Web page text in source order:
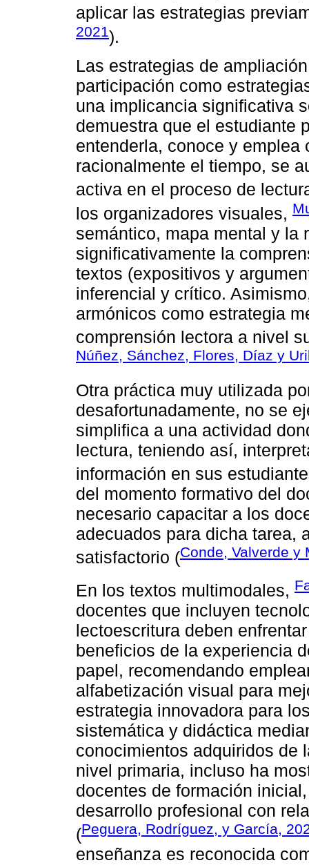
aplicar las estrategias
2021).
Las estrategias de
participación como
una implicancia significativa
demuestra que el estudiante
entenderla, conoce y
racionalmente el tiempo, se
activa en el proceso de
los organizadores visuales,
semántico, mapa mental y la
significativamente la
textos (expositivos y
inferencial y crítico.
armónicos como estrategia
comprensión lectora a nivel
Núñez, Sánchez, Flores, Díaz y
Otra práctica muy utilizada
desafortunadamente, no se
simplifica a una actividad
lectura, teniendo así,
información en sus
del momento formativo del
necesario capacitar a los
adecuados para dicha tarea,
satisfactorio (Conde, Valverde y
En los textos multimodales,
docentes que incluyen
lectoescritura deben
beneficios de la experiencia
papel, recomendando
alfabetización visual para
estrategia innovadora para
sistemática y didáctica
conocimientos adquiridos de
nivel primaria, incluso ha
docentes de formación
desarrollo profesional con
(Peguera, Rodríguez, y García,
enseñanza es reconocida